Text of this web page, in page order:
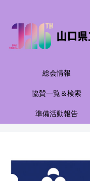
総会情報
協賛一覧＆検索
準備活動報告